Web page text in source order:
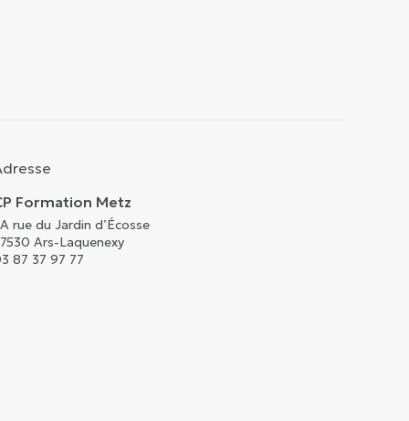
Formation Metz
rue du Jardin d’Écosse
Ars-Laquenexy
87 37 97 77